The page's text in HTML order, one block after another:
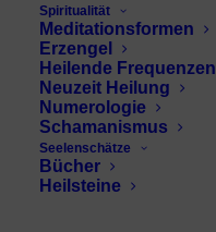
Spiritualität
Meditationsformen
Erzengel
Heilende Frequenzen
Neuzeit Heilung
Numerologie
Schamanismus
Seelenschätze
Bücher
Heilsteine